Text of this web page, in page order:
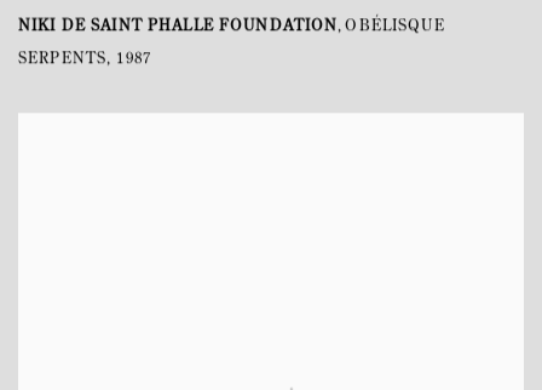
NIKI DE SAINT PHALLE FOUNDATION,OBÉLISQUE
SERPENTS, 1987